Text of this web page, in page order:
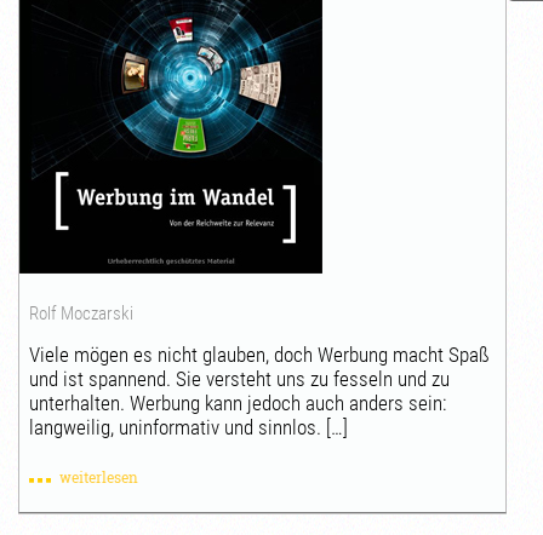
Rolf Moczarski
Viele mögen es nicht glauben, doch Werbung macht Spaß
und ist spannend. Sie versteht uns zu fesseln und zu
unterhalten. Werbung kann jedoch auch anders sein:
langweilig, uninformativ und sinnlos. […]
weiterlesen